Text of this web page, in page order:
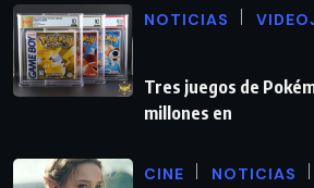
NOTICIAS
Tres juegos de
millones en
CINE NOTICIAS